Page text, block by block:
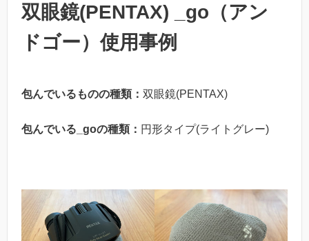
双眼鏡(PENTAX) _go（アン
ドゴー）使用事例
包んでいるものの種類： 双眼鏡(PENTAX)
包んでいる_goの種類： 円形タイプ(ライトグレー)